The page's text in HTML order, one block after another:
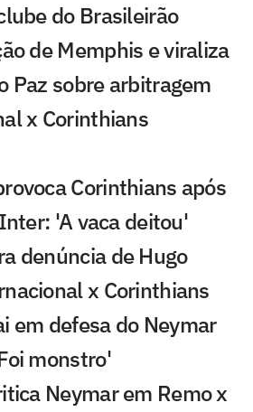
do Brasileirão
de Memphis e viraliza
Paz sobre arbitragem
x Corinthians
Corinthians após
'A vaca deitou'
denúncia de Hugo
x Corinthians
em defesa do Neymar
monstro'
Neymar em Remo x